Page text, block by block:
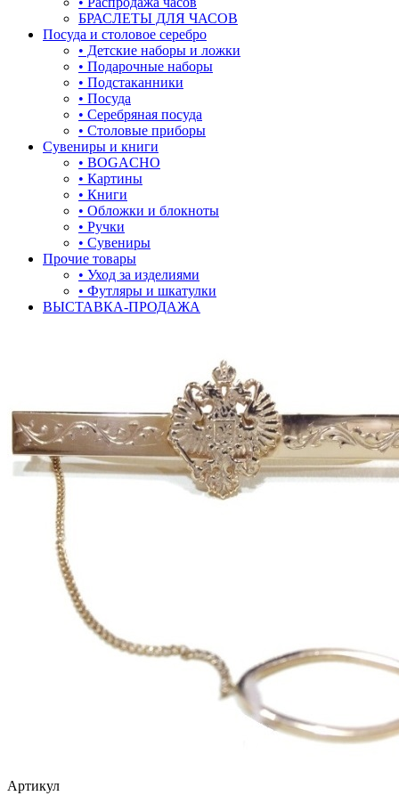
лягушки
медведь
музыка
мышки
обереги
один камень
под гравировку
подкова
растительный мир
ремни
рыбки
самолёт
треугольник
БРАСЛЕТЫ ДЛЯ ЧАСОВ
Посуда и столовое серебро
• Детские наборы и ложки
• Подарочные наборы
• Подстаканники
• Посуда
• Серебряная посуда
• Столовые приборы
Сувениры и книги
• BOGACHO
• Картины
• Книги
• Обложки и блокноты
• Ручки
• Сувениры
Прочие товары
• Уход за изделиями
• Футляры и шкатулки
ВЫСТАВКА-ПРОДАЖА
Артикул